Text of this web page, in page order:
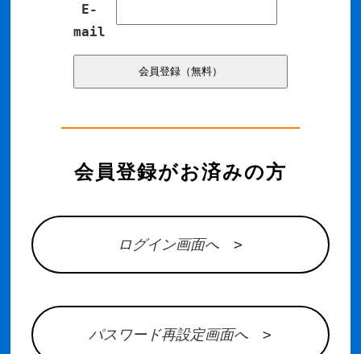
E-
mail
会員登録がお済みの方
ログイン画面へ >
パスワード再設定画面へ >